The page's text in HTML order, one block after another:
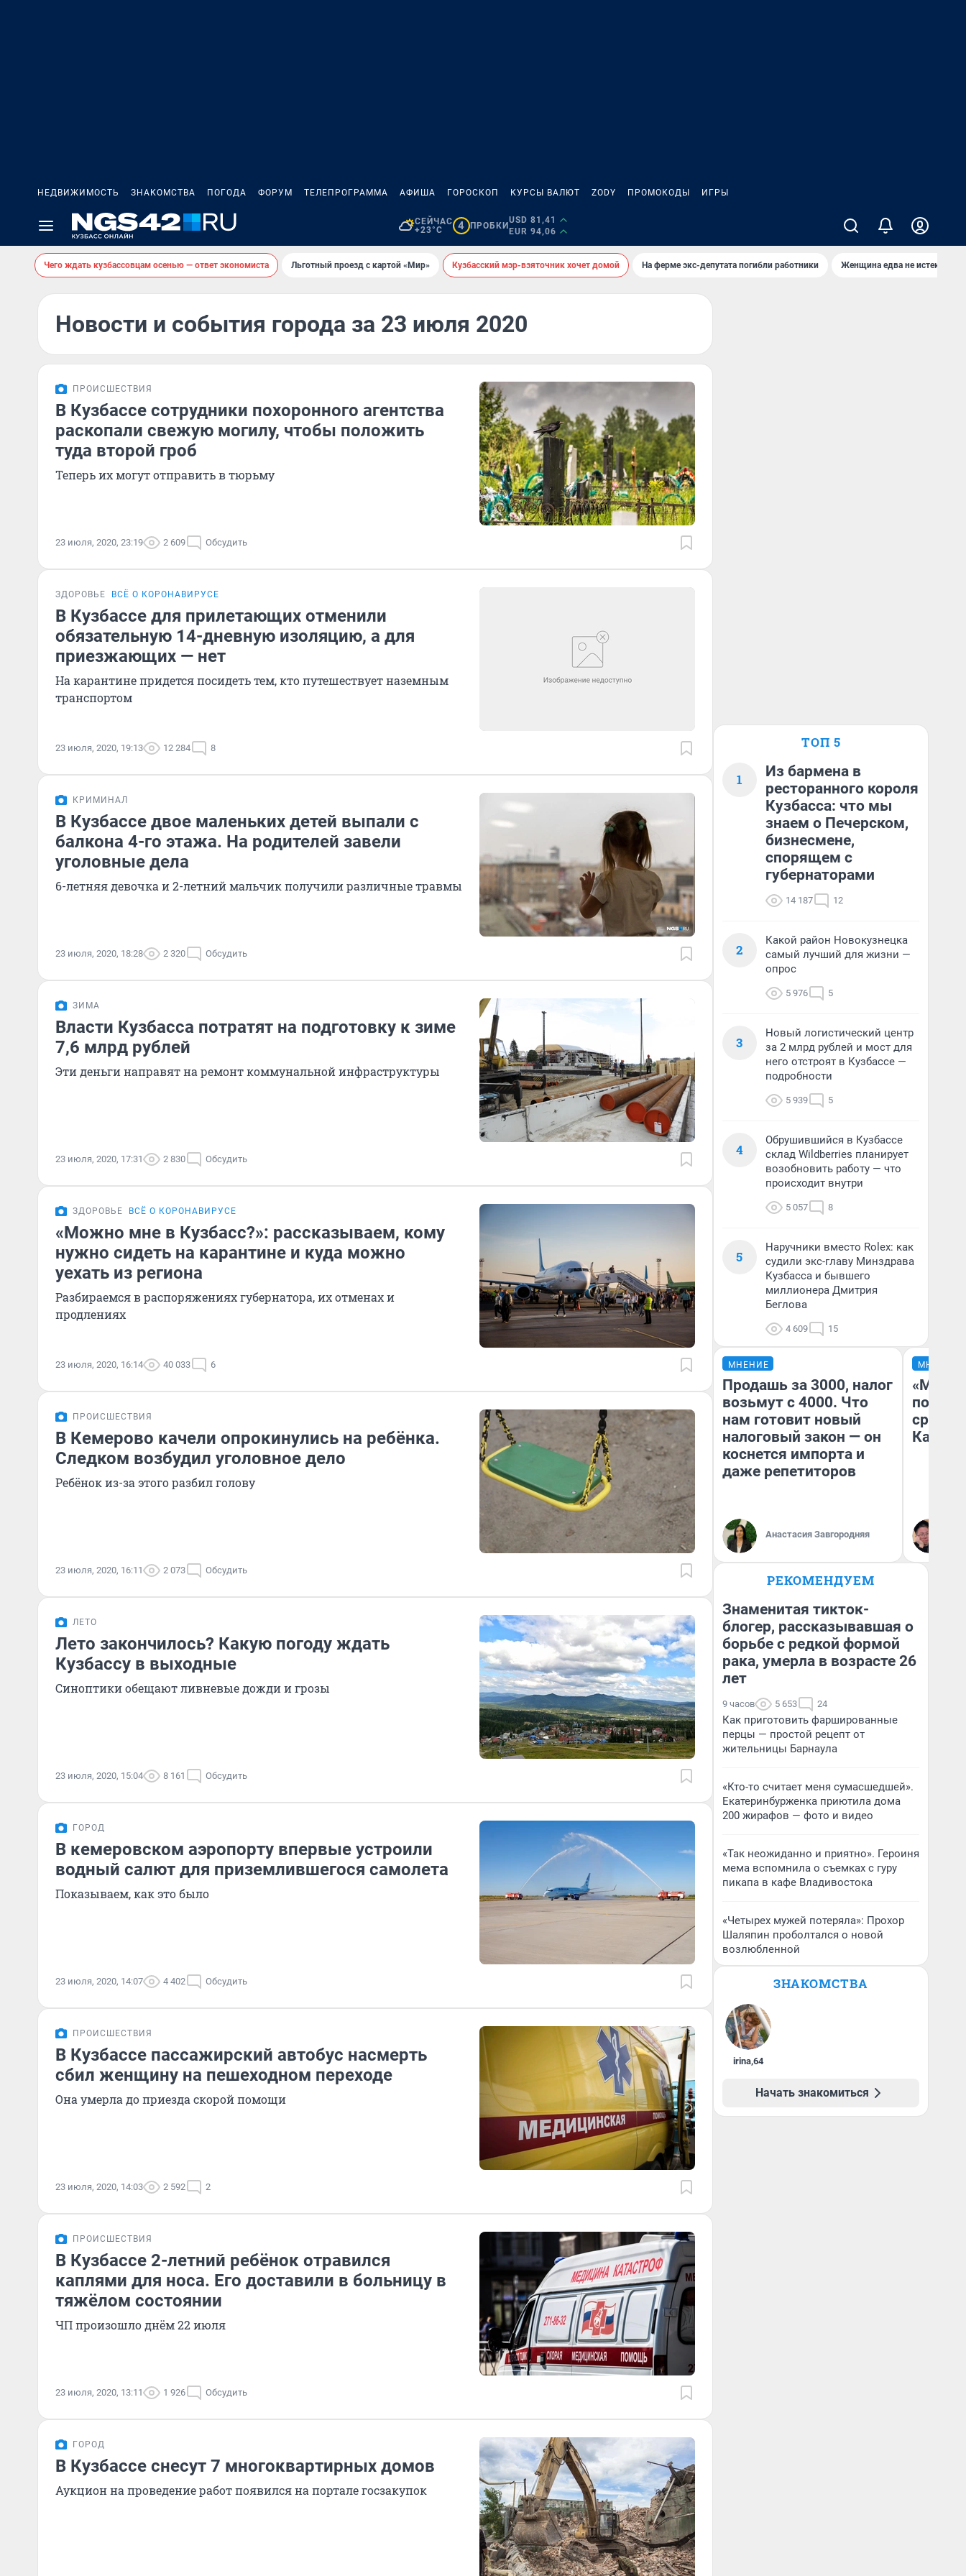
НЕДВИЖИМОСТЬ ЗНАКОМСТВА ПОГОДА ФОРУМ ТЕЛЕПРОГРАММА АФИША ГОРОСКОП КУРСЫ ВАЛЮТ ZODY ПРОМОКОДЫ ИГРЫ
СЕЙЧАС
+23°C
4 ПРОБКИ
USD 81,41
EUR 94,06
Чего ждать кузбассовцам осенью — ответ экономиста Льготный проезд с картой «Мир» Кузбасский мэр-взяточник хочет домой На ферме экс-депутата погибли работники Женщина едва не истекла
Новости и события города за 23 июля 2020
ПРОИСШЕСТВИЯ
В Кузбассе сотрудники похоронного агентства
раскопали свежую могилу, чтобы положить
туда второй гроб
Теперь их могут отправить в тюрьму
23 июля, 2020, 23:19 2 609 Обсудить
ЗДОРОВЬЕ ВСЁ О КОРОНАВИРУСЕ
В Кузбассе для прилетающих отменили
обязательную 14-дневную изоляцию, а для
приезжающих — нет
На карантине придется посидеть тем, кто путешествует наземным
транспортом
23 июля, 2020, 19:13 12 284 8
КРИМИНАЛ
В Кузбассе двое маленьких детей выпали с
балкона 4-го этажа. На родителей завели
уголовные дела
6-летняя девочка и 2-летний мальчик получили различные травмы
23 июля, 2020, 18:28 2 320 Обсудить
ЗИМА
Власти Кузбасса потратят на подготовку к зиме
7,6 млрд рублей
Эти деньги направят на ремонт коммунальной инфраструктуры
23 июля, 2020, 17:31 2 830 Обсудить
ЗДОРОВЬЕ ВСЁ О КОРОНАВИРУСЕ
«Можно мне в Кузбасс?»: рассказываем, кому
нужно сидеть на карантине и куда можно
уехать из региона
Разбираемся в распоряжениях губернатора, их отменах и
продлениях
23 июля, 2020, 16:14 40 033 6
ПРОИСШЕСТВИЯ
В Кемерово качели опрокинулись на ребёнка.
Следком возбудил уголовное дело
Ребёнок из-за этого разбил голову
23 июля, 2020, 16:11 2 073 Обсудить
ЛЕТО
Лето закончилось? Какую погоду ждать
Кузбассу в выходные
Синоптики обещают ливневые дожди и грозы
23 июля, 2020, 15:04 8 161 Обсудить
ГОРОД
В кемеровском аэропорту впервые устроили
водный салют для приземлившегося самолета
Показываем, как это было
23 июля, 2020, 14:07 4 402 Обсудить
ПРОИСШЕСТВИЯ
В Кузбассе пассажирский автобус насмерть
сбил женщину на пешеходном переходе
Она умерла до приезда скорой помощи
23 июля, 2020, 14:03 2 592 2
ПРОИСШЕСТВИЯ
В Кузбассе 2-летний ребёнок отравился
каплями для носа. Его доставили в больницу в
тяжёлом состоянии
ЧП произошло днём 22 июля
23 июля, 2020, 13:11 1 926 Обсудить
ГОРОД
В Кузбассе снесут 7 многоквартирных домов
Аукцион на проведение работ появился на портале госзакупок
ТОП 5
1
Из бармена в
ресторанного короля
Кузбасса: что мы
знаем о Печерском,
бизнесмене,
спорящем с
губернаторами
14 187 12
2
Какой район Новокузнецка
самый лучший для жизни —
опрос
5 976 5
3
Новый логистический центр
за 2 млрд рублей и мост для
него отстроят в Кузбассе —
подробности
5 939 5
4
Обрушившийся в Кузбассе
склад Wildberries планирует
возобновить работу — что
происходит внутри
5 057 8
5
Наручники вместо Rolex: как
судили экс-главу Минздрава
Кузбасса и бывшего
миллионера Дмитрия
Беглова
4 609 15
МНЕНИЕ
Продашь за 3000, налог
возьмут с 4000. Что
нам готовит новый
налоговый закон — он
коснется импорта и
даже репетиторов
Анастасия Завгородняя
МНЕНИЕ
РЕКОМЕНДУЕМ
Знаменитая тикток-
блогер, рассказывавшая о
борьбе с редкой формой
рака, умерла в возрасте 26
лет
9 часов 5 653 24
Как приготовить фаршированные
перцы — простой рецепт от
жительницы Барнаула
«Кто-то считает меня сумасшедшей».
Екатеринбурженка приютила дома
200 жирафов — фото и видео
«Так неожиданно и приятно». Героиня
мема вспомнила о съемках с гуру
пикапа в кафе Владивостока
«Четырех мужей потеряла»: Прохор
Шаляпин проболтался о новой
возлюбленной
ЗНАКОМСТВА
irina,64
Начать знакомиться